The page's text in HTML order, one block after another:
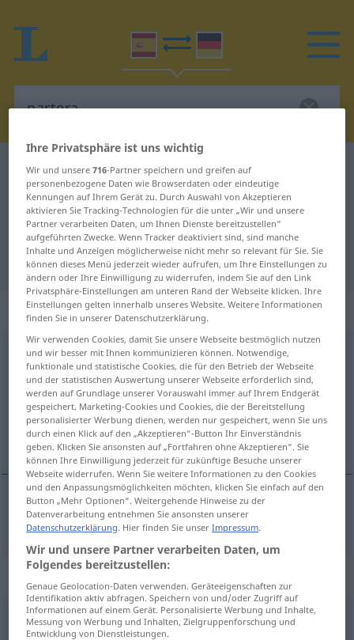
Spanisch-Deutsch Wörterbuch partera
Spanisch-Deutsch Übersetzung für
"partera"
"partera" Deutsch Übersetzung
„partera“: femenino
partera [parˈtera]f
Übersicht aller Übersetzungen
(Für mehr Details die Übersetzung anklicken/antippen)
Hebamme
Hebammef partera
Synonyme für "partera"
matrona,comadre,comadrona
Ihre Privatsphäre ist uns wichtig
Wir und unsere716-Partner speichern und greifen auf
personenbezogene Daten wie Browserdaten oder eindeutige
Kennungen auf Ihrem Gerät zu. Durch Auswahl von Akzeptieren
aktivieren Sie Tracking-Technologien für die unter „Wir und unsere
Partner verarbeiten Daten, um Ihnen Dienste bereitzustellen“
aufgeführten Zwecke. Wenn Tracker deaktiviert sind, sind manche
Inhalte und Anzeigen möglicherweise nicht mehr so relevant für Sie. Sie
können dieses Menü jederzeit wieder aufrufen, um Ihre Einstellungen zu
ändern oder Ihre Einwilligung zu widerrufen, indem Sie auf den Link
Privatsphäre-Einstellungen am unteren Rand der Webseite klicken. Ihre
Einstellungen gelten innerhalb unseres Website. Weitere Informationen
finden Sie in unserer Datenschutzerklärung.
Wir verwenden Cookies, damit Sie unsere Webseite bestmöglich nutzen
und wir besser mit Ihnen kommunizieren können. Notwendige,
funktionale und statistische Cookies, die für den Betrieb der Webseite
und der statistischen Auswertung unserer Webseite erforderlich sind,
werden auf Grundlage unserer Vorauswahl immer auf Ihrem Endgerät
gespeichert. Marketing-Cookies und Cookies, die der Bereitstellung
personalisierter Werbung dienen, werden nur gespeichert, wenn Sie uns
durch einen Klick auf den „Akzeptieren“-Button Ihr Einverständnis
geben. Klicken Sie ansonsten auf „Fortfahren ohne Akzeptieren“. Sie
können Ihre Einwilligung jederzeit für zukünftige Besuche unserer
Webseite widerrufen. Wenn Sie weitere Informationen zu den Cookies
und den Anpassungsmöglichkeiten möchten, klicken Sie einfach auf den
Button „Mehr Optionen“. Weitergehende Hinweise zu der
Datenverarbeitung entnehmen Sie ansonsten unserer
Datenschutzerklärung. Hier finden Sie unserImpressum.
Wir und unsere Partner verarbeiten Daten, um
Folgendes bereitzustellen:
Genaue Geolocation-Daten verwenden. Geräteeigenschaften zur
Identifikation aktiv abfragen. Speichern von und/oder Zugriff auf
Informationen auf einem Gerät. Personalisierte Werbung und Inhalte,
Messung von Werbung und Inhalten, Zielgruppenforschung und
Entwicklung von Dienstleistungen.